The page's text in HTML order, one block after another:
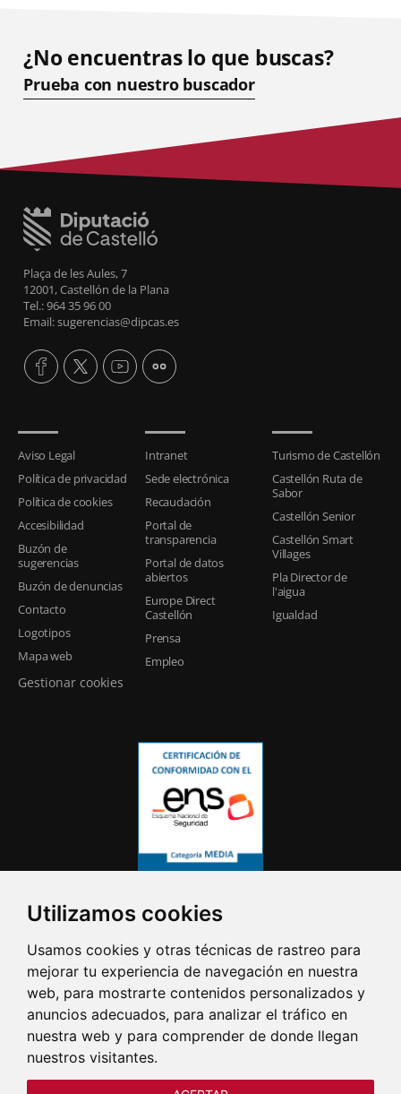
Utilizamos cookies
Usamos cookies y otras técnicas de rastreo para
mejorar tu experiencia de navegación en nuestra
web, para mostrarte contenidos personalizados y
anuncios adecuados, para analizar el tráfico en
nuestra web y para comprender de donde llegan
nuestros visitantes.
¿No encuentras lo que buscas?
Prueba con nuestro buscador
Plaça de les Aules, 7
12001, Castellón de la Plana
Tel.: 964 35 96 00
Email: sugerencias@dipcas.es
Aviso Legal
Política de privacidad
Política de cookies
Accesibilidad
Buzón de
sugerencias
Buzón de denuncias
Contacto
Logotipos
Mapa web
Gestionar cookies
Intranet
Sede electrónica
Recaudación
Portal de
transparencia
Portal de datos
abiertos
Europe Direct
Castellón
Prensa
Empleo
Turismo de Castellón
Castellón Ruta de
Sabor
Castellón Senior
Castellón Smart
Villages
Pla Director de
l'aigua
Igualdad